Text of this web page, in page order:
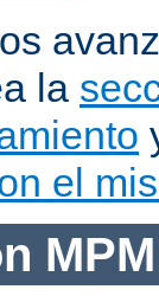
la
el
MPM